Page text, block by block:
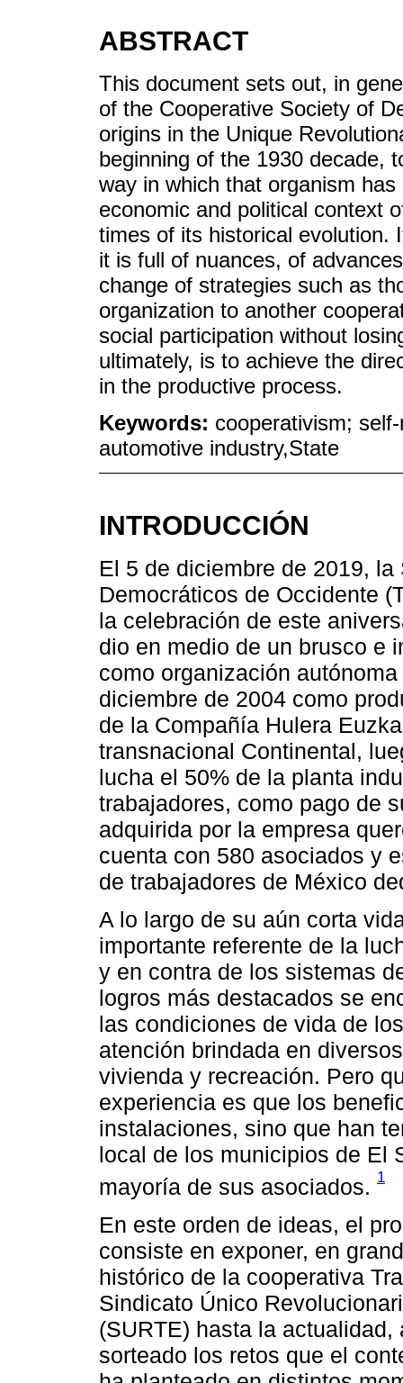
ABSTRACT
This document sets out, in
of the Cooperative Society of
origins in the Unique
beginning of the 1930 decade,
way in which that organism
economic and political context
times of its historical evolution.
it is full of nuances, of
change of strategies such as
organization to another
social participation without
ultimately, is to achieve the
in the productive process.
Keywords: cooperativism;
automotive industry,State
INTRODUCCIÓN
El 5 de diciembre de 2019,
Democráticos de Occidente
la celebración de este
dio en medio de un brusco e
como organización
diciembre de 2004 como
de la Compañía Hulera
transnacional Continental,
lucha el 50% de la planta
trabajadores, como pago de
adquirida por la empresa
cuenta con 580 asociados y
de trabajadores de México
A lo largo de su aún corta
importante referente de la
y en contra de los sistemas
logros más destacados se
las condiciones de vida de
atención brindada en
vivienda y recreación. Pero
experiencia es que los
instalaciones, sino que han
local de los municipios de El
mayoría de sus asociados. 1
En este orden de ideas, el
consiste en exponer, en
histórico de la cooperativa
Sindicato Único
(SURTE) hasta la
sorteado los retos que el